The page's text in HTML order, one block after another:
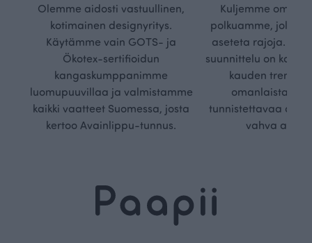
Olemme aidosti vastuullinen,
kotimainen designyritys.
Käytämme vain GOTS- ja
Ökotex-sertifioidun
kangaskumppanimme
luomupuuvillaa ja valmistamme
kaikki vaatteet Suomessa, josta
kertoo Avainlippu-tunnus.
Kuljemme omaa,
polkuamme, jolla
aseteta rajoja.
suunnittelu on
kauden
omanlaista,
tunnistettavaa
vahva